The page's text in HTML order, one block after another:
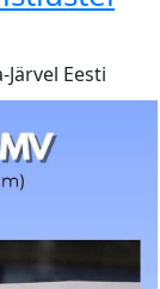
Eesti